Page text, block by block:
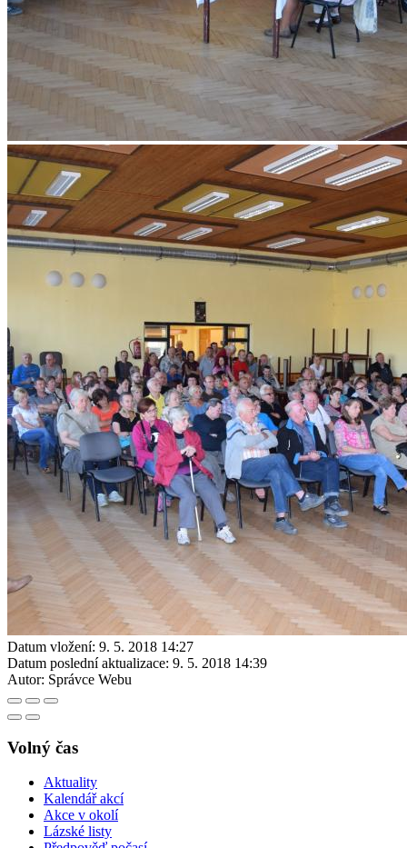
Datum vložení: 9. 5. 2018 14:27
Datum poslední aktualizace: 9. 5. 2018 14:39
Autor: Správce Webu
Volný čas
Aktuality
Kalendář akcí
Akce v okolí
Lázské listy